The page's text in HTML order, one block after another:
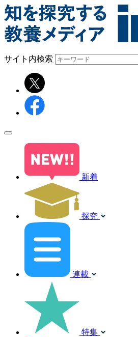
サイト内検索
新着
探究
連載
特集